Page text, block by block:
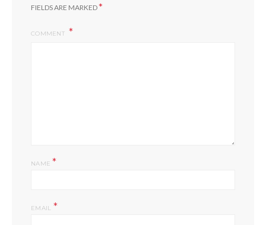
FIELDS ARE MARKED*
COMMENT
NAME *
EMAIL *